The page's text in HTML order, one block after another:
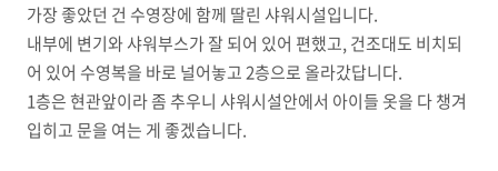
가장 좋았던 건 수영장에 함께 딸린 샤워시설입니다.
내부에 변기와 샤워부스가 잘 되어 있어 편했고, 건조대도 비치되
어 있어 수영복을 바로 널어놓고 2층으로 올라갔답니다.
1층은 현관앞이라 좀 추우니 샤워시설안에서 아이들 옷을 다 챙겨
입히고 문을 여는 게 좋겠습니다.